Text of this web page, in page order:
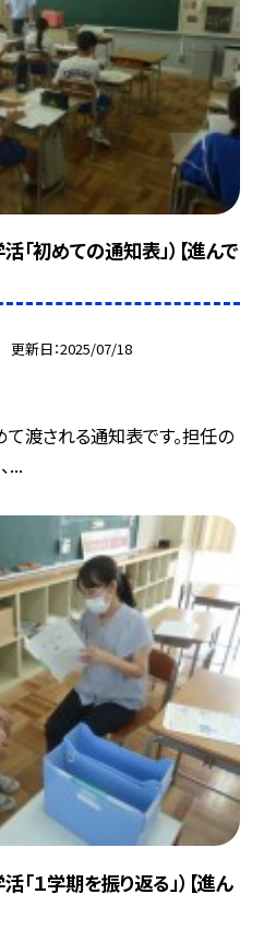
「初めての通知表」）【進んで
更新日 2025/07/18
て渡される通知表です。担任の
...
「１学期を振り返る」）【進ん